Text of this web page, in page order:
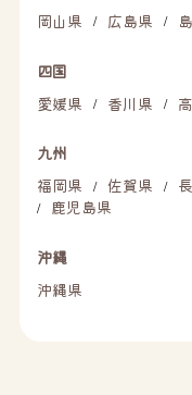
岡山県
/ 広島県 /
四国
愛媛県
/ 香川県 /
九州
福岡県
/ 佐賀県 /
/ 鹿児島県
沖縄
沖縄県